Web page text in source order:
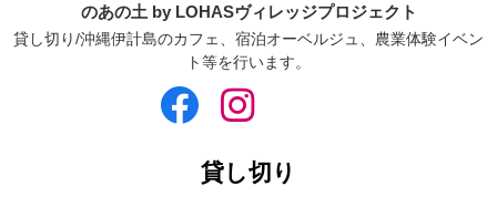
のあの土 by LOHASヴィレッジプロジェクト
貸し切り/沖縄伊計島のカフェ、宿泊オーベルジュ、農業体験イベン
ト等を行います。
貸し切り